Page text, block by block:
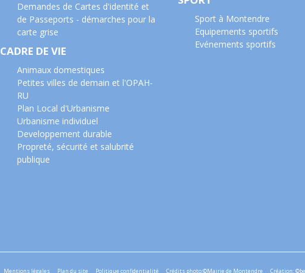
Demandes de Cartes d'identité et
de Passeports - démarches pour la
carte grise
CADRE DE VIE
Animaux domestiques
Petites villes de demain et l'OPAH-
RU
Plan Local d'Urbanisme
Urbanisme individuel
Developpement durable
Propreté, sécurité et salubrité
publique
Sport à Montendre
Equipements sportifs
Evénements sportifs
Mentions légales Plan du site Politique confidentialité Crédits photo:©Mairie de Montendre Création: